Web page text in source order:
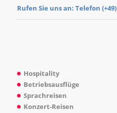
Rufen Sie uns an: Telefon (+49)
Hospitality
Betriebsausflüge
Sprachreisen
Konzert-Reisen